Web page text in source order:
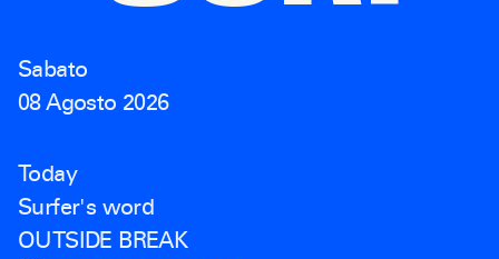
Sabato
08 Agosto 2026
Today
Surfer's word
OUTSIDE BREAK